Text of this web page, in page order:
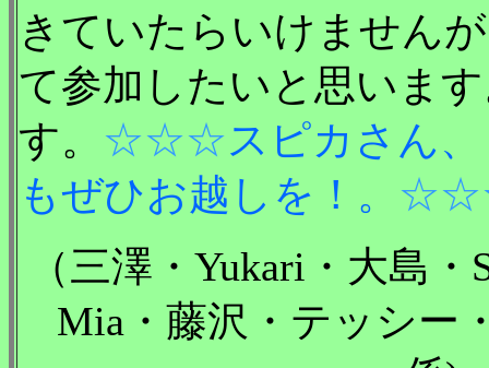
きていたらいけません
て参加したいと思いま
す。 ☆☆☆スピカさん
もぜひお越しを！。
（三澤・Yukari・大島
Mia・藤沢・テッシー